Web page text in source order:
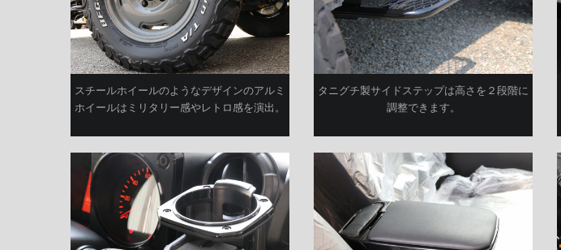
スチールホイールのようなデザインのアルミ
ホイールはミリタリー感やレトロ感を演出。
タニグチ製サイドステップは高さを２段階に
調整できます。